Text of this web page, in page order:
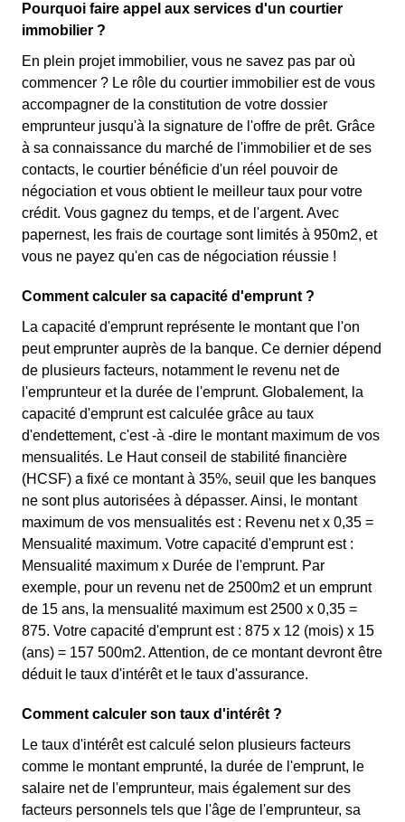
Pourquoi faire appel aux services d'un courtier
immobilier ?
En plein projet immobilier, vous ne savez pas par où
commencer ? Le rôle du courtier immobilier est de vous
accompagner de la constitution de votre dossier
emprunteur jusqu'à la signature de l'offre de prêt. Grâce
à sa connaissance du marché de l'immobilier et de ses
contacts, le courtier bénéficie d'un réel pouvoir de
négociation et vous obtient le meilleur taux pour votre
crédit. Vous gagnez du temps, et de l'argent. Avec
papernest, les frais de courtage sont limités à 950m2, et
vous ne payez qu'en cas de négociation réussie !
Comment calculer sa capacité d'emprunt ?
La capacité d'emprunt représente le montant que l'on
peut emprunter auprès de la banque. Ce dernier dépend
de plusieurs facteurs, notamment le revenu net de
l'emprunteur et la durée de l'emprunt. Globalement, la
capacité d'emprunt est calculée grâce au taux
d'endettement, c'est -à -dire le montant maximum de vos
mensualités. Le Haut conseil de stabilité financière
(HCSF) a fixé ce montant à 35%, seuil que les banques
ne sont plus autorisées à dépasser. Ainsi, le montant
maximum de vos mensualités est : Revenu net x 0,35 =
Mensualité maximum. Votre capacité d'emprunt est :
Mensualité maximum x Durée de l'emprunt. Par
exemple, pour un revenu net de 2500m2 et un emprunt
de 15 ans, la mensualité maximum est 2500 x 0,35 =
875. Votre capacité d'emprunt est : 875 x 12 (mois) x 15
(ans) = 157 500m2. Attention, de ce montant devront être
déduit le taux d'intérêt et le taux d'assurance.
Comment calculer son taux d'intérêt ?
Le taux d'intérêt est calculé selon plusieurs facteurs
comme le montant emprunté, la durée de l'emprunt, le
salaire net de l'emprunteur, mais également sur des
facteurs personnels tels que l'âge de l'emprunteur, sa